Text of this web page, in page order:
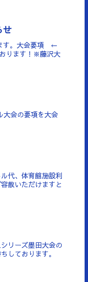
せ
す。大会要項 ←
ります！※藤沢大
大会の要項を大会
代、体育館施設利
赦いただけますと
リーズ墨田大会の
しております。